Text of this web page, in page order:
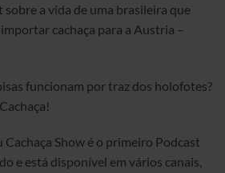
sobre a vida de uma brasileira que
cachaça para a Austria –
funcionam por traz dos holofotes?
Cachaça Show é o primeiro Podcast
e está disponível em vários canais,